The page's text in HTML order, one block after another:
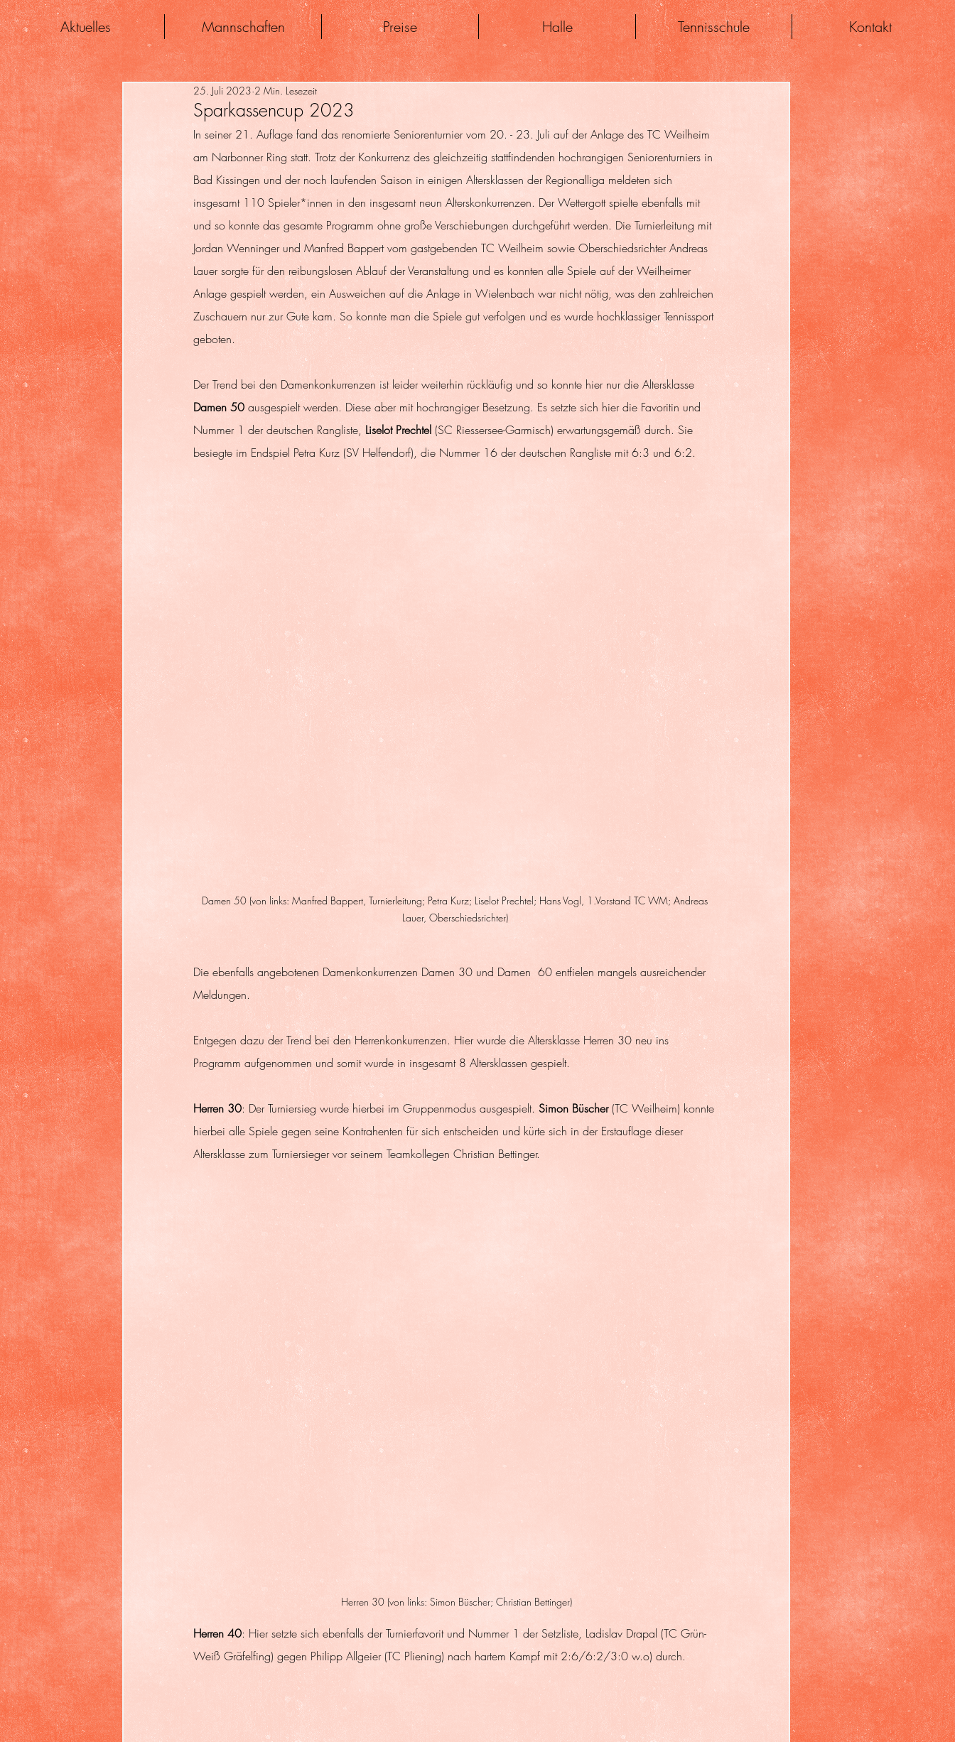
Aktuelles Mannschaften Preise Halle Tennisschule Kontakt
Sparkassencup 2023
25. Juli 2023 2 Min. Lesezeit
In seiner 21. Auflage fand das renomierte Seniorenturnier vom 20. - 23. Juli auf der Anlage des TC Weilheim
am Narbonner Ring statt. Trotz der Konkurrenz des gleichzeitig stattfindenden hochrangigen Seniorenturniers in
Bad Kissingen und der noch laufenden Saison in einigen Altersklassen der Regionalliga meldeten sich
insgesamt 110 Spieler*innen in den insgesamt neun Alterskonkurrenzen. Der Wettergott spielte ebenfalls mit
und so konnte das gesamte Programm ohne große Verschiebungen durchgeführt werden. Die Turnierleitung mit
Jordan Wenninger und Manfred Bappert vom gastgebenden TC Weilheim sowie Oberschiedsrichter Andreas
Lauer sorgte für den reibungslosen Ablauf der Veranstaltung und es konnten alle Spiele auf der Weilheimer
Anlage gespielt werden, ein Ausweichen auf die Anlage in Wielenbach war nicht nötig, was den zahlreichen
Zuschauern nur zur Gute kam. So konnte man die Spiele gut verfolgen und es wurde hochklassiger Tennissport
geboten.
Der Trend bei den Damenkonkurrenzen ist leider weiterhin rückläufig und so konnte hier nur die Altersklasse
Damen 50 ausgespielt werden. Diese aber mit hochrangiger Besetzung. Es setzte sich hier die Favoritin und
Nummer 1 der deutschen Rangliste, Liselot Prechtel (SC Riessersee-Garmisch) erwartungsgemäß durch. Sie
besiegte im Endspiel Petra Kurz (SV Helfendorf), die Nummer 16 der deutschen Rangliste mit 6:3 und 6:2.
Damen 50 (von links: Manfred Bappert, Turnierleitung; Petra Kurz; Liselot Prechtel; Hans Vogl, 1.Vorstand TC WM; Andreas
Lauer, Oberschiedsrichter)
Die ebenfalls angebotenen Damenkonkurrenzen Damen 30 und Damen  60 entfielen mangels ausreichender
Meldungen.
Entgegen dazu der Trend bei den Herrenkonkurrenzen. Hier wurde die Altersklasse Herren 30 neu ins
Programm aufgenommen und somit wurde in insgesamt 8 Altersklassen gespielt.
Herren 30: Der Turniersieg wurde hierbei im Gruppenmodus ausgespielt. Simon Büscher (TC Weilheim) konnte
hierbei alle Spiele gegen seine Kontrahenten für sich entscheiden und kürte sich in der Erstauflage dieser
Altersklasse zum Turniersieger vor seinem Teamkollegen Christian Bettinger.
Herren 30 (von links: Simon Büscher; Christian Bettinger)
Herren 40: Hier setzte sich ebenfalls der Turnierfavorit und Nummer 1 der Setzliste, Ladislav Drapal (TC Grün-
Weiß Gräfelfing) gegen Philipp Allgeier (TC Pliening) nach hartem Kampf mit 2:6/6:2/3:0 w.o) durch.